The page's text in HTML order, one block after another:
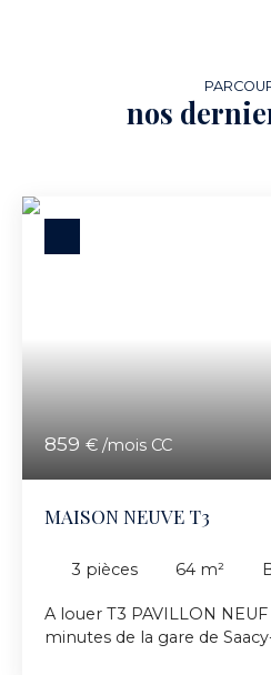
nos
859 € /mois CC
MAISON NEUVE T3
3 pièces 64 m²
A louer T3 PAVILLON
minutes de la gare de